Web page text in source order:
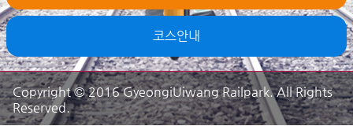
코스안내
Copyright © 2016 GyeongiUiwang Railpark. All Rights
Reserved.